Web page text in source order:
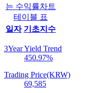
는 수익률차트
테이블 표
일자 기초지수
3Year Yield Trend
450.97%
Trading Price(KRW)
69,585